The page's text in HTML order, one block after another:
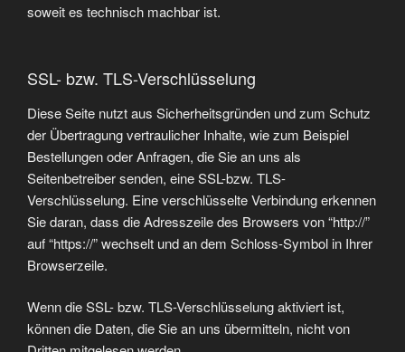
soweit es technisch machbar ist.
SSL- bzw. TLS-Verschlüsselung
Diese Seite nutzt aus Sicherheitsgründen und zum Schutz
der Übertragung vertraulicher Inhalte, wie zum Beispiel
Bestellungen oder Anfragen, die Sie an uns als
Seitenbetreiber senden, eine SSL-bzw. TLS-
Verschlüsselung. Eine verschlüsselte Verbindung erkennen
Sie daran, dass die Adresszeile des Browsers von “http://”
auf “https://” wechselt und an dem Schloss-Symbol in Ihrer
Browserzeile.
Wenn die SSL- bzw. TLS-Verschlüsselung aktiviert ist,
können die Daten, die Sie an uns übermitteln, nicht von